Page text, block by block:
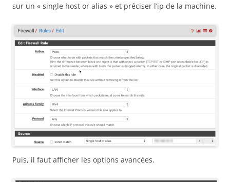
sur un « single host or alias » et préciser l’ip de la machine.
Puis, il faut afficher les options avancées.